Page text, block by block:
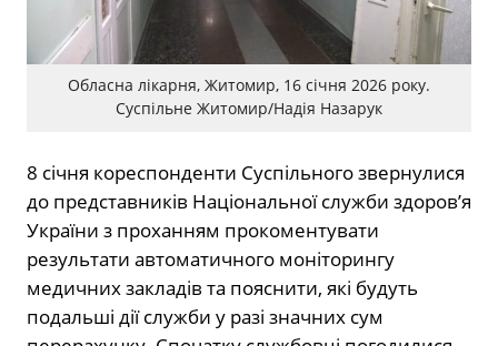
Обласна лікарня, Житомир, 16 січня 2026 року.
Суспільне Житомир/Надія Назарук
8 січня кореспонденти Суспільного звернулися
до представників Національної служби здоров’я
України з проханням прокоментувати
результати автоматичного моніторингу
медичних закладів та пояснити, які будуть
подальші дії служби у разі значних сум